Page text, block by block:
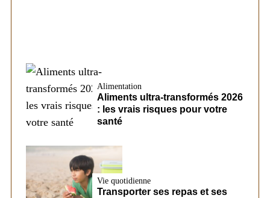
Alimentation
Aliments ultra-transformés 2026
: les vrais risques pour votre
santé
Vie quotidienne
Transporter ses repas et ses